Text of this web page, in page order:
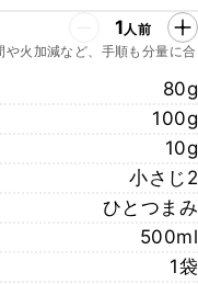
1人前
火加減など、手順も分量に合
80g
100g
10g
小さじ2
ひとつまみ
500ml
1袋